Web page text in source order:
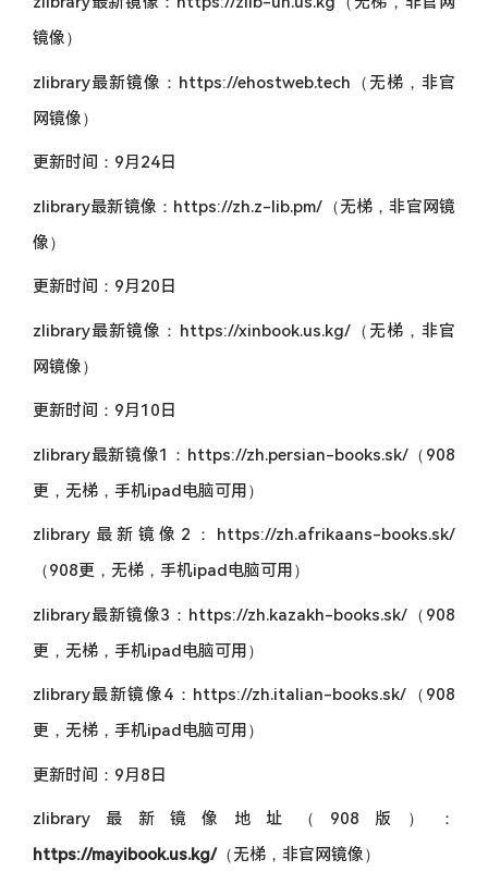
镜像）
zlibrary最新镜像：https://ehostweb.tech（无梯，非官
网镜像）
更新时间：9月24日
zlibrary最新镜像：https://zh.z-lib.pm/（无梯，非官网镜
像）
更新时间：9月20日
zlibrary最新镜像：https://xinbook.us.kg/（无梯，非官
网镜像）
更新时间：9月10日
zlibrary最新镜像1：https://zh.persian-books.sk/（908
更，无梯，手机ipad电脑可用）
zlibrary最新镜像2：https://zh.afrikaans-books.sk/
（908更，无梯，手机ipad电脑可用）
zlibrary最新镜像3：https://zh.kazakh-books.sk/（908
更，无梯，手机ipad电脑可用）
zlibrary最新镜像4：https://zh.italian-books.sk/（908
更，无梯，手机ipad电脑可用）
更新时间：9月8日
zlibrary最新镜像地址（908版）：
https://mayibook.us.kg/（无梯，非官网镜像）